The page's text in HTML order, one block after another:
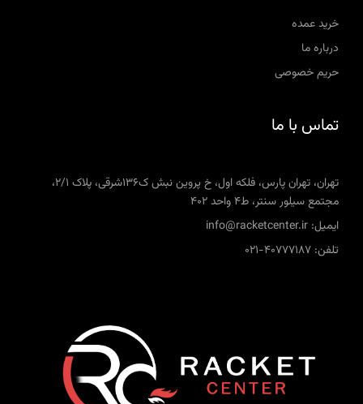
خرید عمده
درباره ما
حریم خصوصی
تماس با ما
تهران، تهران پارس، فلکه اول، خ پروین نبش ک136شرقی، پلاک 2/1،
مجتمع سیلور سنتر، ط4 واحد 402
ایمیل: info@racketcenter.ir
تلفن: 40777187-021